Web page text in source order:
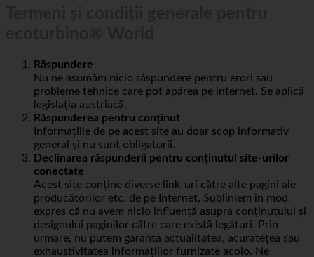
Răspundere
Nu ne asumăm nicio răspundere pentru erori sau
probleme tehnice care pot apărea pe internet. Se aplică
legislația austriacă.
Răspunderea pentru conținut
Informațiile de pe acest site au doar scop informativ
general și nu sunt obligatorii.
Declinarea răspunderii pentru conținutul site-urilor
conectate
Acest site conține diverse link-uri către alte pagini ale
producătorilor etc. de pe Internet. Subliniem în mod
expres că nu avem nicio influență asupra conținutului și
designului paginilor către care există legături. Prin
urmare, nu putem garanta actualitatea, acuratețea sau